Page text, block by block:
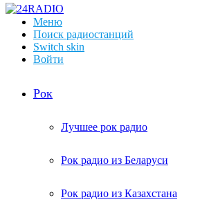
Меню
Поиск радиостанций
Switch skin
Войти
Рок
Лучшее рок радио
Рок радио из Беларуси
Рок радио из Казахстана